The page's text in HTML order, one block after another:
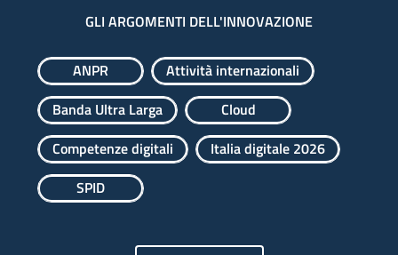
GLI ARGOMENTI DELL'INNOVAZIONE
ANPR
Attività internazionali
Banda Ultra Larga
Cloud
Competenze digitali
Italia digitale 2026
SPID